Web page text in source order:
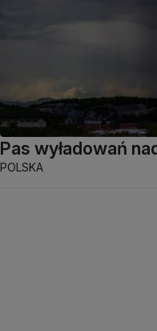
Pas wyładowań
POLSKA